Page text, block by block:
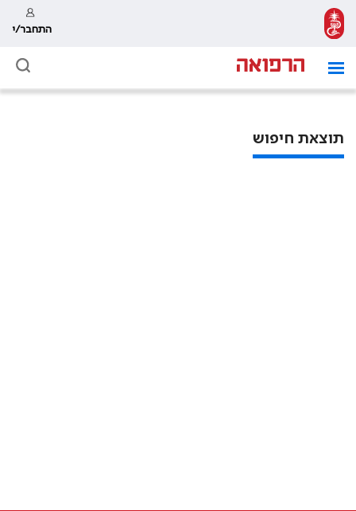
התחבר/י
תוצאת חיפוש